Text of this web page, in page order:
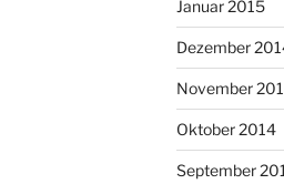
Januar 2015
Dezember
November
Oktober 2014
September